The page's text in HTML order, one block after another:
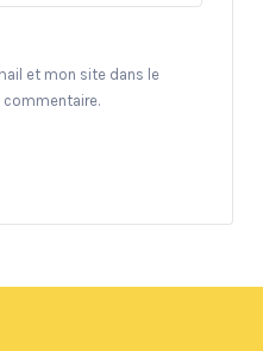
et mon site dans le
commentaire.